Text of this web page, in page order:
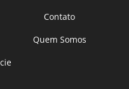
Contato
Quem Somos